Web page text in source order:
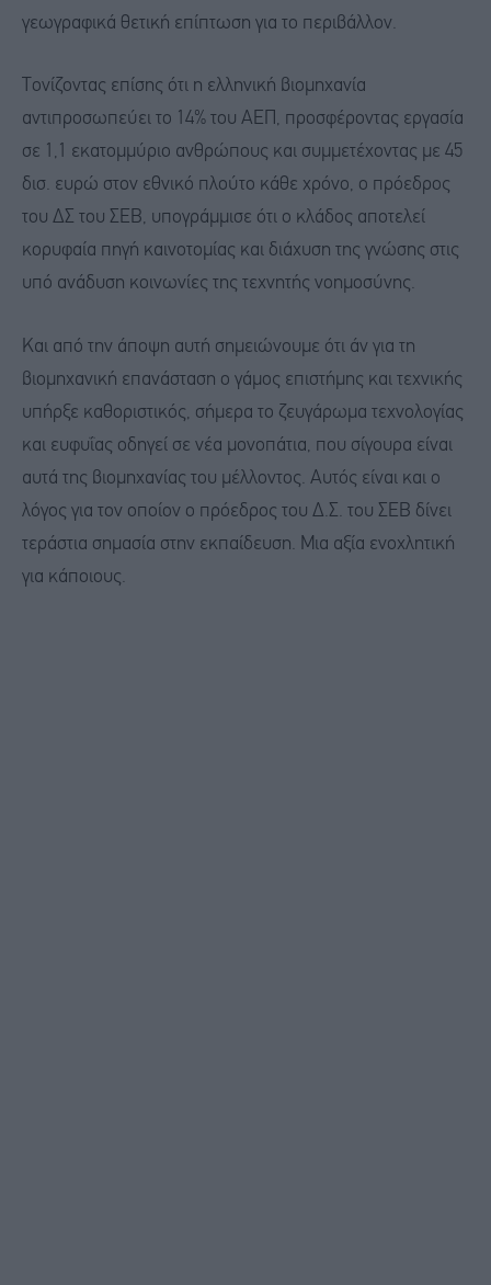
γεωγραφικά θετική επίπτωση για το περιβάλλον.
Τονίζοντας επίσης ότι η ελληνική βιομηχανία
αντιπροσωπεύει το 14% του ΑΕΠ, προσφέροντας εργασία
σε 1,1 εκατομμύριο ανθρώπους και συμμετέχοντας με 45
δισ. ευρώ στον εθνικό πλούτο κάθε χρόνο, ο πρόεδρος
του ΔΣ του ΣΕΒ, υπογράμμισε ότι ο κλάδος αποτελεί
κορυφαία πηγή καινοτομίας και διάχυση της γνώσης στις
υπό ανάδυση κοινωνίες της τεχνητής νοημοσύνης.
Και από την άποψη αυτή σημειώνουμε ότι άν για τη
βιομηχανική επανάσταση ο γάμος επιστήμης και τεχνικής
υπήρξε καθοριστικός, σήμερα το ζευγάρωμα τεχνολογίας
και ευφυΐας οδηγεί σε νέα μονοπάτια, που σίγουρα είναι
αυτά της βιομηχανίας του μέλλοντος. Αυτός είναι και ο
λόγος για τον οποίον ο πρόεδρος του Δ.Σ. του ΣΕΒ δίνει
τεράστια σημασία στην εκπαίδευση. Μια αξία ενοχλητική
για κάποιους.